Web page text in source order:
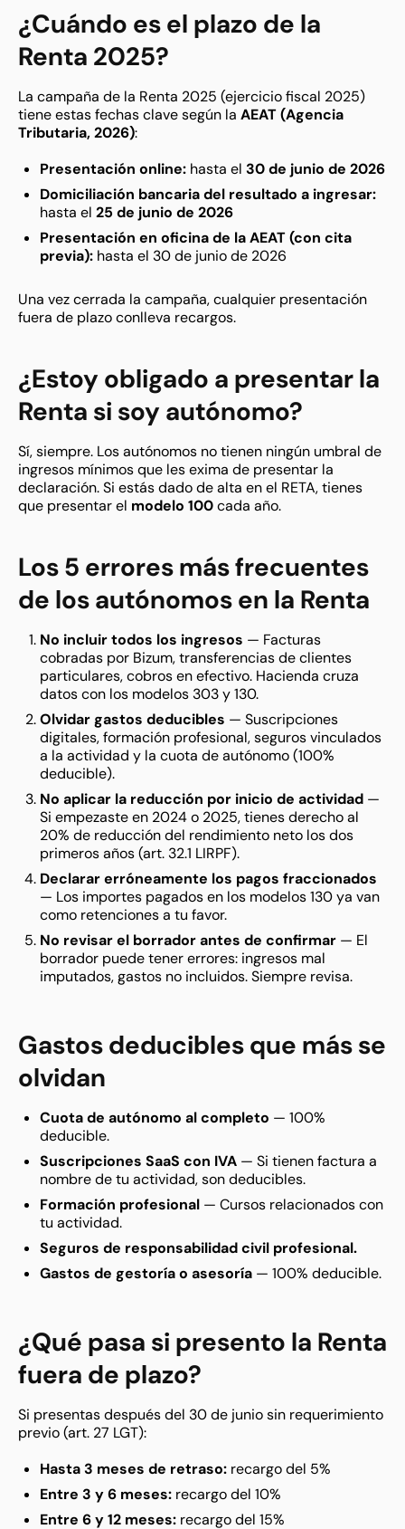
¿Cuándo es el plazo de la
Renta 2025?
La campaña de la Renta 2025 (ejercicio fiscal 2025)
tiene estas fechas clave según la AEAT (Agencia
Tributaria, 2026):
Presentación online: hasta el 30 de junio de 2026
Domiciliación bancaria del resultado a ingresar:
hasta el 25 de junio de 2026
Presentación en oficina de la AEAT (con cita
previa): hasta el 30 de junio de 2026
Una vez cerrada la campaña, cualquier presentación
fuera de plazo conlleva recargos.
¿Estoy obligado a presentar la
Renta si soy autónomo?
Sí, siempre. Los autónomos no tienen ningún umbral de
ingresos mínimos que les exima de presentar la
declaración. Si estás dado de alta en el RETA, tienes
que presentar el modelo 100cada año.
Los 5 errores más frecuentes
de los autónomos en la Renta
No incluir todos los ingresos — Facturas
cobradas por Bizum, transferencias de clientes
particulares, cobros en efectivo. Hacienda cruza
datos con los modelos 303 y 130.
Olvidar gastos deducibles — Suscripciones
digitales, formación profesional, seguros vinculados
a la actividad y la cuota de autónomo (100%
deducible).
No aplicar la reducción por inicio de actividad —
Si empezaste en 2024 o 2025, tienes derecho al
20% de reducción del rendimiento neto los dos
primeros años (art. 32.1 LIRPF).
Declarar erróneamente los pagos fraccionados
— Los importes pagados en los modelos 130 ya van
como retenciones a tu favor.
No revisar el borrador antes de confirmar — El
borrador puede tener errores: ingresos mal
imputados, gastos no incluidos. Siempre revisa.
Gastos deducibles que más se
olvidan
Cuota de autónomo al completo — 100%
deducible.
Suscripciones SaaS con IVA — Si tienen factura a
nombre de tu actividad, son deducibles.
Formación profesional — Cursos relacionados con
tu actividad.
Seguros de responsabilidad civil profesional.
Gastos de gestoría o asesoría — 100% deducible.
¿Qué pasa si presento la Renta
fuera de plazo?
Si presentas después del 30 de junio sin requerimiento
previo (art. 27 LGT):
Hasta 3 meses de retraso: recargo del 5%
Entre 3 y 6 meses: recargo del 10%
Entre 6 y 12 meses: recargo del 15%